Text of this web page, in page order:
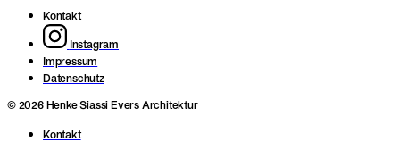
Kontakt
Instagram
Impressum
Datenschutz
© 2026 Henke Siassi Evers Architektur
Kontakt